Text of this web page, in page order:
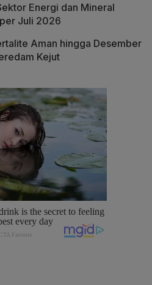
Energi dan Mineral
Juli 2026
Aman hingga Desember
Kejut